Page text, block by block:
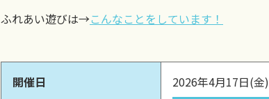
ふれあい遊びは→こんなことをしています！
開催日 2026年4月17日(金)